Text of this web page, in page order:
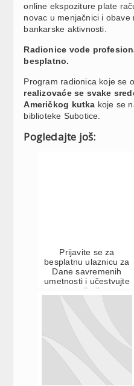
online ekspoziture plate
novac u menjačnici i
bankarske aktivnosti.
Radionice vode
besplatno.
Program radionica koje se
realizovaće se svake
Američkog kutka koje se
biblioteke Subotice.
Pogledajte još:
Prijavite se za
besplatnu ulaznicu za
Dane savremenih
umetnosti i učestvujte
na najboljem
umetničkom...